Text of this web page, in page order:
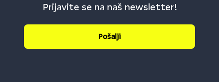
Prijavite se na naš newsletter!
Pošalji